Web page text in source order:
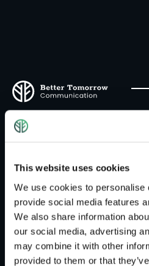
This website uses cookies
We use cookies to personalise
provide social media features
We also share information
our social media, advertising
may combine it with other
provided to them or that
Clickdummy
vereinfachten
dem Seitenaufbau und der
Webseite, App oder eines
Dammy ist dazu da, das
und zu diskutieren, bevor
aufwändiger Umsetzung